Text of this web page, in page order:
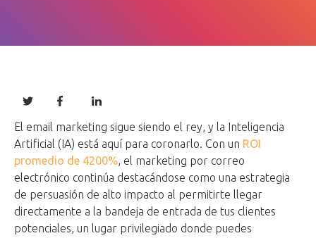
El email marketing sigue siendo el rey, y la Inteligencia
Artificial (IA) está aquí para coronarlo. Con un ROI
promedio de 4200%, el marketing por correo
electrónico continúa destacándose como una estrategia
de persuasión de alto impacto al permitirte llegar
directamente a la bandeja de entrada de tus clientes
potenciales, un lugar privilegiado donde puedes